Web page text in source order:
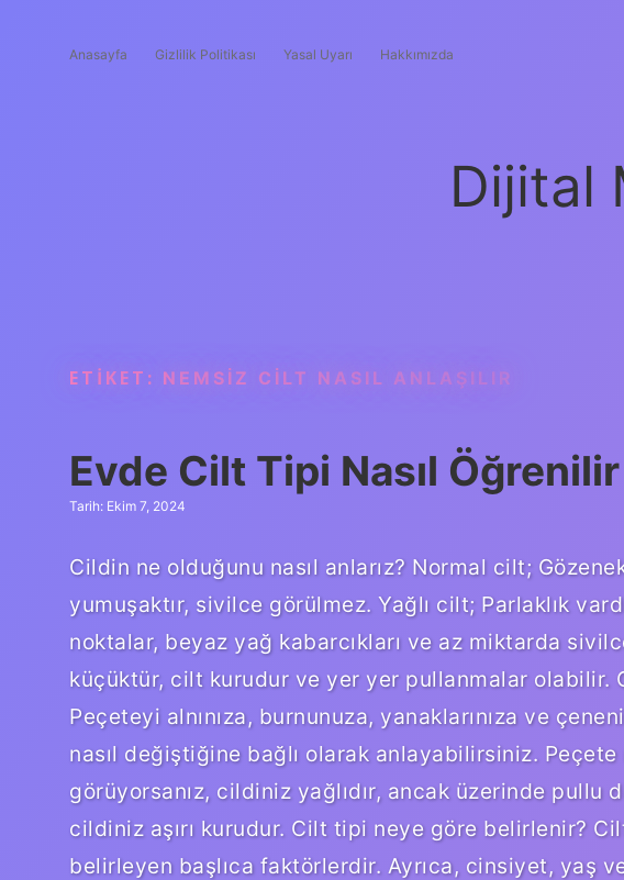
Anasayfa Gizlilik Politikası Yasal Uyarı Hakkımızda
Dijital
ETIKET: NEMSIZ CILT NASIL ANLAŞILIR
Evde Cilt Tipi Nasıl Öğrenilir
Tarih: Ekim 7, 2024
Cildin ne olduğunu nasıl anlarız? Normal cilt;
yumuşaktır, sivilce görülmez. Yağlı cilt; Parlaklık
noktalar, beyaz yağ kabarcıkları ve az miktarda
küçüktür, cilt kurudur ve yer yer pullanmalar olabilir.
Peçeteyi alnınıza, burnunuza, yanaklarınıza ve
nasıl değiştiğine bağlı olarak anlayabilirsiniz.
görüyorsanız, cildiniz yağlıdır, ancak üzerinde pullu
cildiniz aşırı kurudur. Cilt tipi neye göre belirlenir?
belirleyen başlıca faktörlerdir. Ayrıca, cinsiyet, yaş